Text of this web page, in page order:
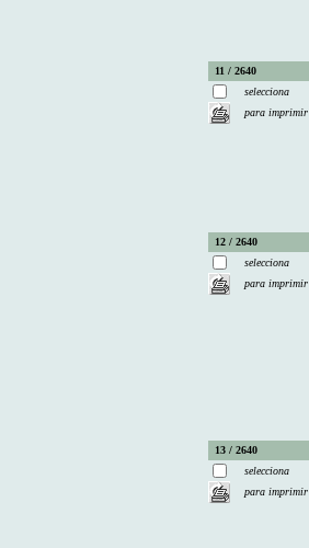
11 / 2640
selecciona
para imprimir
12 / 2640
selecciona
para imprimir
13 / 2640
selecciona
para imprimir